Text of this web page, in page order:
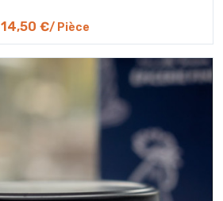
14,50 €/ Pièce